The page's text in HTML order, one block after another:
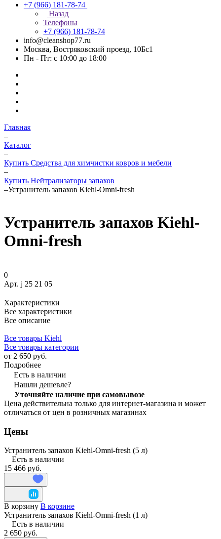
+7 (966) 181-78-74
Назад
Телефоны
+7 (966) 181-78-74
info@cleanshop77.ru
Москва, Востряковский проезд, 10Бс1
Пн - Пт: с 10:00 до 18:00
Главная
–
Каталог
–
Купить Средства для химчистки ковров и мебели
–
Купить Нейтрализаторы запахов
–Устранитель запахов Kiehl-Omni-fresh
Устранитель запахов Kiehl-
Omni-fresh
0
Арт. j 25 21 05
Характеристики
Все характеристики
Все описание
Все товары Kiehl
Все товары категории
от 2 650 руб.
Подробнее
Есть в наличии
Нашли дешевле?
Уточняйте наличие при самовывозе
Цена действительна только для интернет-магазина и может
отличаться от цен в розничных магазинах
Цены
Устранитель запахов Kiehl-Omni-fresh (5 л)
Есть в наличии
15 466 руб.
В корзину В корзине
Устранитель запахов Kiehl-Omni-fresh (1 л)
Есть в наличии
2 650 руб.